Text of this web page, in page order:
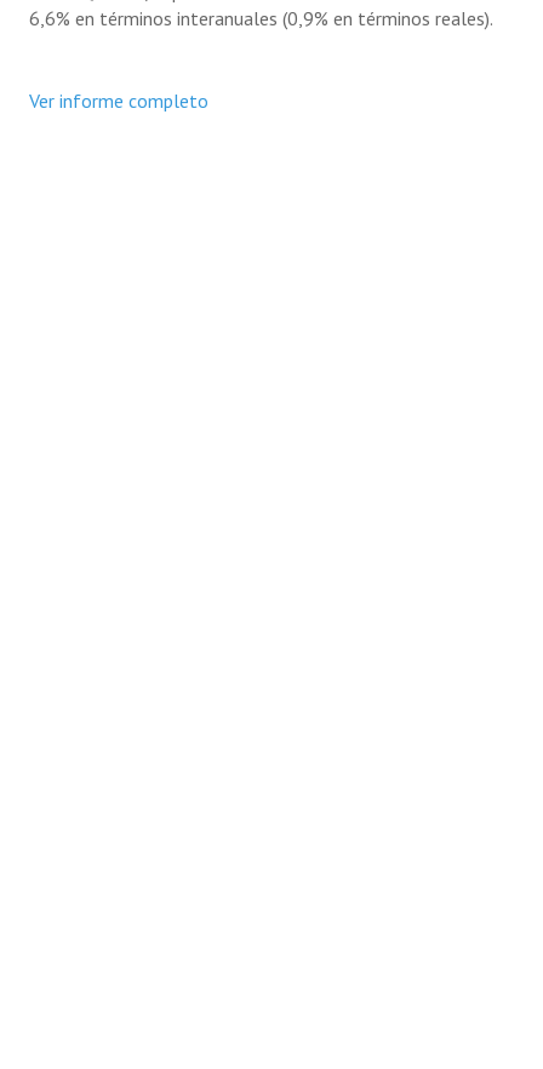
6,6% en términos interanuales (0,9% en términos reales).
Ver informe completo